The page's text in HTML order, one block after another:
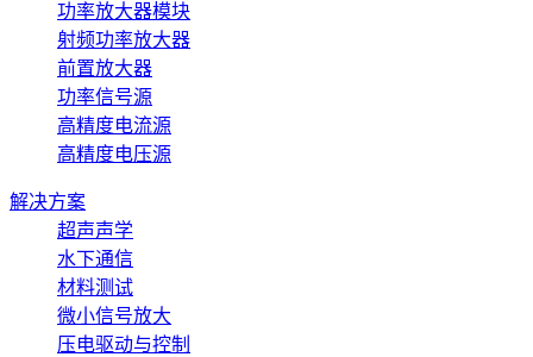
功率放大器模块
射频功率放大器
前置放大器
功率信号源
高精度电流源
高精度电压源
解决方案
超声声学
水下通信
材料测试
微小信号放大
压电驱动与控制